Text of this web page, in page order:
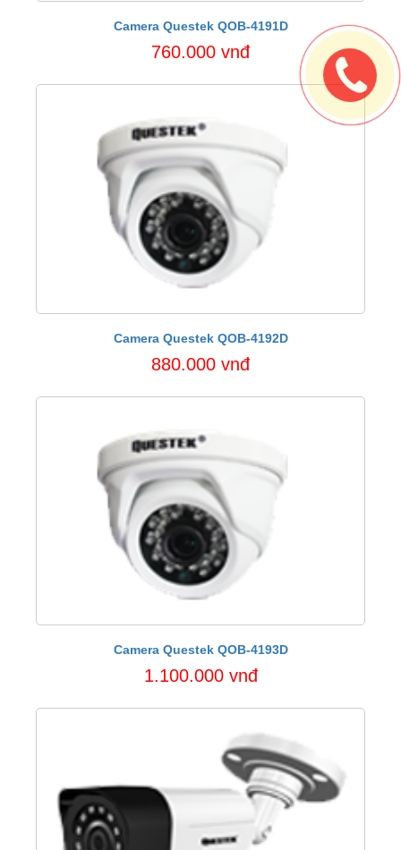
Camera Questek QOB-4191D
760.000 vnđ
Camera Questek QOB-4192D
880.000 vnđ
Camera Questek QOB-4193D
1.100.000 vnđ